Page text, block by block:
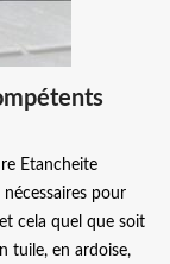
Etancheite
pour
cela quel que soit
tuile, en ardoise,